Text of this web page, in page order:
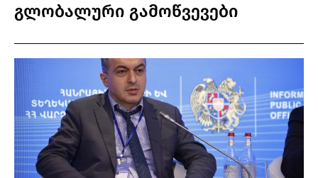
გლობალური გამოწვევები